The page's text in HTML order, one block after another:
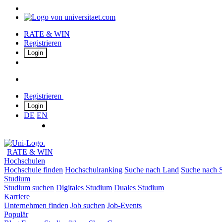
RATE & WIN
Registrieren
Login
Registrieren
Login
DE EN
RATE & WIN
Hochschulen
Hochschule finden Hochschulranking Suche nach Land Suche nach
Studium
Studium suchen Digitales Studium Duales Studium
Karriere
Unternehmen finden Job suchen Job-Events
Populär